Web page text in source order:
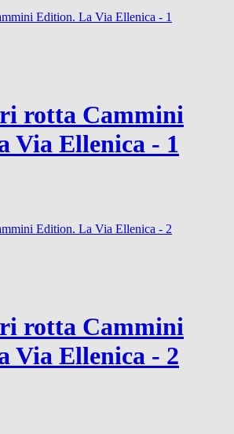
rotta Cammini
Via Ellenica - 1
rotta Cammini
Via Ellenica - 2